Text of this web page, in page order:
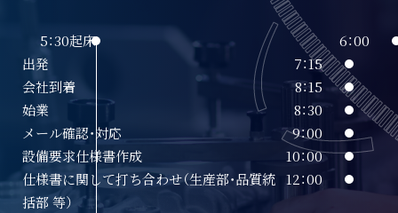
5：30起床
6：00
出発
7：15
会社到着
8：15
始業
8：30
メール確認・対応
9：00
設備要求仕様書作成
10：00
仕様書に関して打ち合わせ（生産部・品質統
括部 等）
12：00